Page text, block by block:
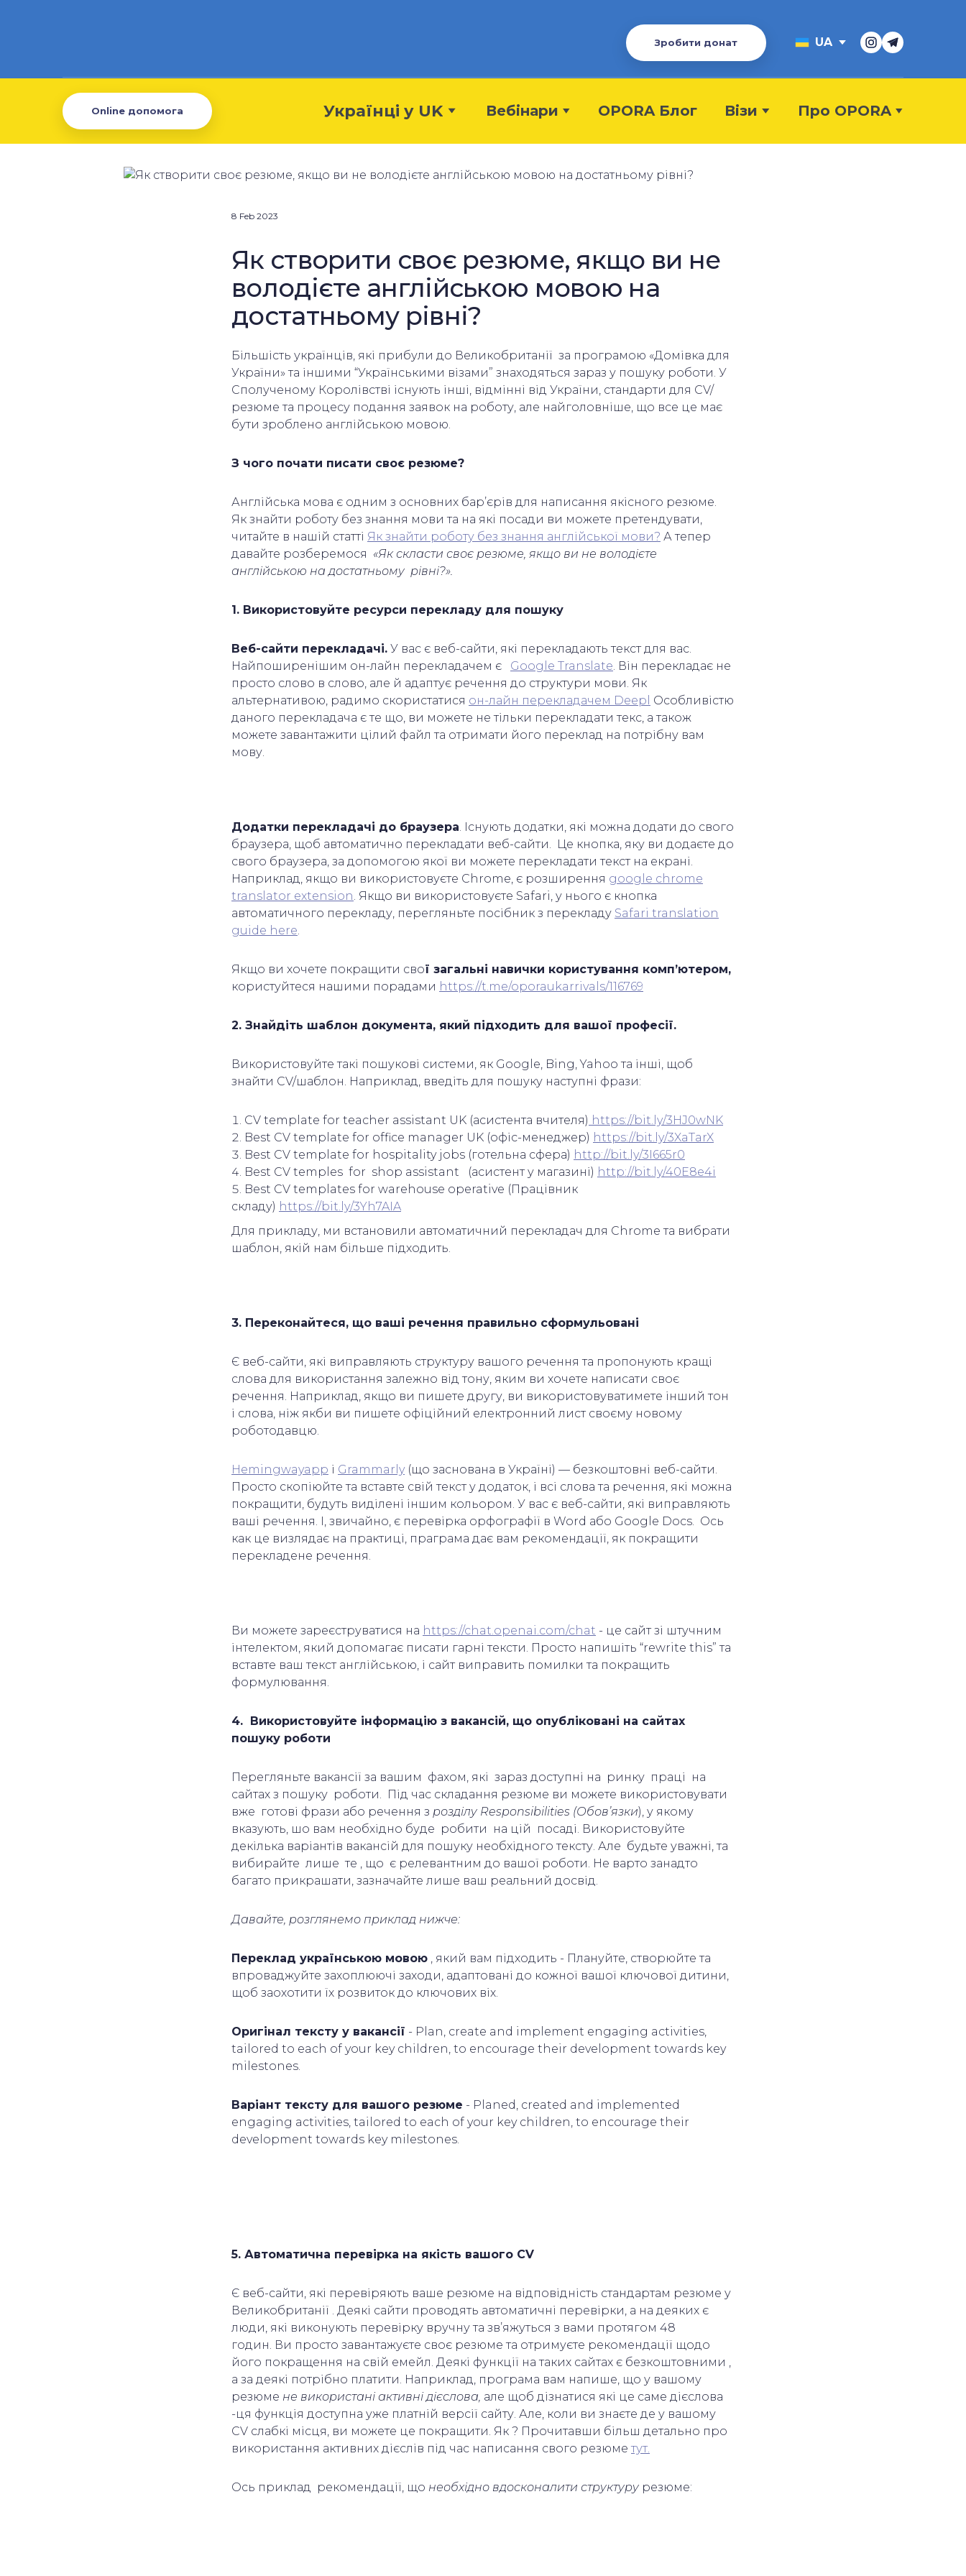
Зробити донат UA
Online допомога Українці у UK Вебінари OPORA Блог Візи Про OPORA
8 Feb 2023
Як створити своє резюме, якщо ви не
володієте англійською мовою на
достатньому рівні?
Більшість українців, які прибули до Великобританії за програмою «Домівка для
України» та іншими “Українськими візами” знаходяться зараз у пошуку роботи. У
Сполученому Королівстві існують інші, відмінні від України, стандарти для CV/
резюме та процесу подання заявок на роботу, але найголовніше, що все це має
бути зроблено англійською мовою.
З чого почати писати своє резюме?
Англійська мова є одним з основних бар’єрів для написання якісного резюме.
Як знайти роботу без знання мови та на які посади ви можете претендувати,
читайте в нашій статті Як знайти роботу без знання англійської мови? А тепер
давайте розберемося «Як скласти своє резюме, якщо ви не володієте
англійською на достатньому рівні?».
1. Використовуйте ресурси перекладу для пошуку
Веб-сайти перекладачі. У вас є веб-сайти, які перекладають текст для вас.
Найпоширенішим он-лайн перекладачем є Google Translate . Він перекладає не
просто слово в слово, але й адаптує речення до структури мови. Як
альтернативою, радимо скористатися он-лайн перекладачем Deepl Особливістю
даного перекладача є те що, ви можете не тільки перекладати текс, а також
можете завантажити цілий файл та отримати його переклад на потрібну вам
мову.
Додатки перекладачі до браузера . Існують додатки, які можна додати до свого
браузера, щоб автоматично перекладати веб-сайти. Це кнопка, яку ви додаєте до
свого браузера, за допомогою якої ви можете перекладати текст на екрані.
Наприклад, якщо ви використовуєте Chrome, є розширення google chrome
translator extension . Якщо ви використовуєте Safari, у нього є кнопка
автоматичного перекладу, перегляньте посібник з перекладу Safari translation
guide here
Якщо ви хочете покращити свої загальні навички користування комп’ютером,
користуйтеся нашими порадами https://t.me/oporaukarrivals/116769
2. Знайдіть шаблон документа, який підходить для вашої професії.
Використовуйте такі пошукові системи, як Google, Bing, Yahoo та інші, щоб
знайти CV/шаблон. Наприклад, введіть для пошуку наступні фрази:
CV template for teacher assistant UK (асистента вчителя) https://bit.ly/3HJ0wNK
Best CV template for office manager UK (офіс-менеджер) https://bit.ly/3XaTarX
Best CV template for hospitality jobs (готельна сфера) http://bit.ly/3I665r0
Best CV temples for shop assistant (асистент у магазині) http://bit.ly/40E8e4i
Best CV templates for warehouse operative (Працівник
складу) https://bit.ly/3Yh7AIA
Для прикладу, ми встановили автоматичний перекладач для Chrome та вибрати
шаблон, якій нам більше підходить.
3. Переконайтеся, що ваші речення правильно сформульовані
Є веб-сайти, які виправляють структуру вашого речення та пропонують кращі
слова для використання залежно від тону, яким ви хочете написати своє
речення. Наприклад, якщо ви пишете другу, ви використовуватимете інший тон
і слова, ніж якби ви пишете офіційний електронний лист своєму новому
роботодавцю.
Hemingwayapp і Grammarly(що заснована в Україні) — безкоштовні веб-сайти.
Просто скопіюйте та вставте свій текст у додаток, і всі слова та речення, які можна
покращити, будуть виділені іншим кольором. У вас є веб-сайти, які виправляють
ваші речення. І, звичайно, є перевірка орфографії в Word або Google Docs. Ось
как це визлядає на практиці, праграма дає вам рекомендації, як покращити
перекладене речення.
Ви можете зареєструватися на https://chat.openai.com/chat - це сайт зі штучним
інтелектом, який допомагає писати гарні тексти. Просто напишіть “rewrite this” та
вставте ваш текст англійською, і сайт виправить помилки та покращить
формулювання.
4. Використовуйте інформацію з вакансій, що опубліковані на сайтах
пошуку роботи
Перегляньте вакансії за вашим фахом, які зараз доступні на ринку праці на
сайтах з пошуку роботи. Під час складання резюме ви можете використовувати
вже готові фрази або речення з розділу Responsibilities (Обов’язки), у якому
вказують, шо вам необхідно буде робити на цій посаді. Використовуйте
декілька варіантів вакансій для пошуку необхідного тексту. Але будьте уважні, та
вибирайте лише те , що є релевантним до вашої роботи. Не варто занадто
багато прикрашати, зазначайте лише ваш реальний досвід.
Давайте, розглянемо приклад нижче:
Переклад українською мовою , який вам підходить - Плануйте, створюйте та
впроваджуйте захоплюючі заходи, адаптовані до кожної вашої ключової дитини,
щоб заохотити їх розвиток до ключових віх.
Оригінал тексту у вакансії - Plan, create and implement engaging activities,
tailored to each of your key children, to encourage their development towards key
milestones.
Варіант тексту для вашого резюме - Planed, created and implemented
engaging activities, tailored to each of your key children, to encourage their
development towards key milestones.
5. Автоматична перевірка на якість вашого СV
Є веб-сайти, які перевіряють ваше резюме на відповідність стандартам резюме у
Великобританії . Деякі сайти проводять автоматичні перевірки, а на деяких є
люди, які виконують перевірку вручну та зв’яжуться з вами протягом 48
годин. Ви просто завантажуєте своє резюме та отримуєте рекомендації щодо
його покращення на свій емейл. Деякі функції на таких сайтах є безкоштовними ,
а за деякі потрібно платити. Наприклад, програма вам напише, що у вашому
резюме не використані активні дієслова, але щоб дізнатися які це саме дієслова
-ця функція доступна уже платній версії сайту. Але, коли ви знаєте де у вашому
CV слабкі місця, ви можете це покращити. Як ? Прочитавши більш детально про
використання активних дієслів під час написання свого резюме тут.
Ось приклад рекомендації, що необхідно вдосконалити структуру резюме: